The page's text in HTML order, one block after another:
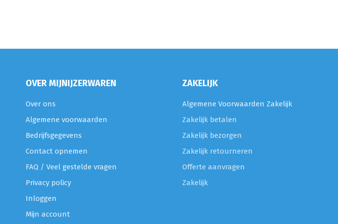
OVER MIJNIJZERWAREN
Over ons
Algemene voorwaarden
Bedrijfsgegevens
Contact opnemen
FAQ / Veel gestelde vragen
Privacy policy
Inloggen
Mijn account
ZAKELIJK
Algemene Voorwaarden Zakelijk
Zakelijk betalen
Zakelijk bezorgen
Zakelijk retourneren
Offerte aanvragen
Zakelijk